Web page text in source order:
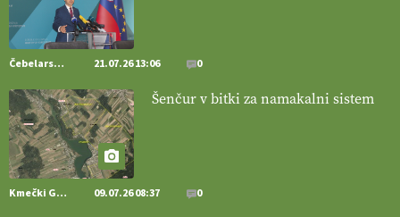
naravno peneče vino, tudi v Sloveniji.
https://t.co/9fpqD3fCrE @EUAgri #IMCAP #CAP
https://t.co/iQ8HkdQnsD
[EKOloško = LOGIČNO
pridelava z mislijo na naravo.
@EUAgri #IMCAP #CAP https://t.co/Bf31lnQSIb
Čebelarstvo 21.07.26 13:06 0
Šenčur v bitki za namakalni sistem
Kmečki Glas 09.07.26 08:37 0